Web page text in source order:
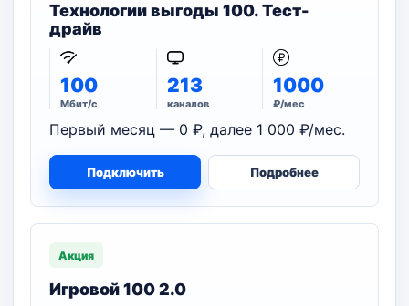
Технологии выгоды 100. Тест-
драйв
100
Мбит/с
213
каналов
1000
₽/мес
Первый месяц — 0 ₽, далее 1 000 ₽/мес.
Подключить Подробнее
Акция
Игровой 100 2.0